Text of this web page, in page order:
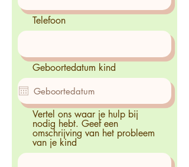
Telefoon
Geboortedatum kind
Vertel ons waar je hulp bij
nodig hebt. Geef een
omschrijving van het probleem
van je kind